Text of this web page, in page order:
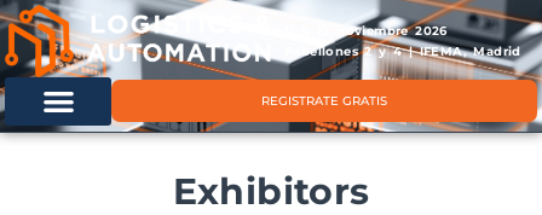
11 & 12 noviembre 2026
Pabellones 2 y 4 | IFEMA, Madrid
REGISTRATE GRATIS
Exhibitors